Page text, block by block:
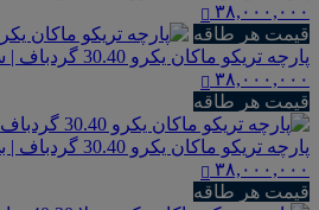
۳۸,۰۰۰,۰۰۰
قیمت هر طاقه
پارچه تریکو ماکان یکرو 30.40 گردباف | سفید
۳۸,۰۰۰,۰۰۰
قیمت هر طاقه
پارچه تریکو ماکان یکرو 30.40 گردباف | بی ام اس
۳۸,۰۰۰,۰۰۰
قیمت هر طاقه